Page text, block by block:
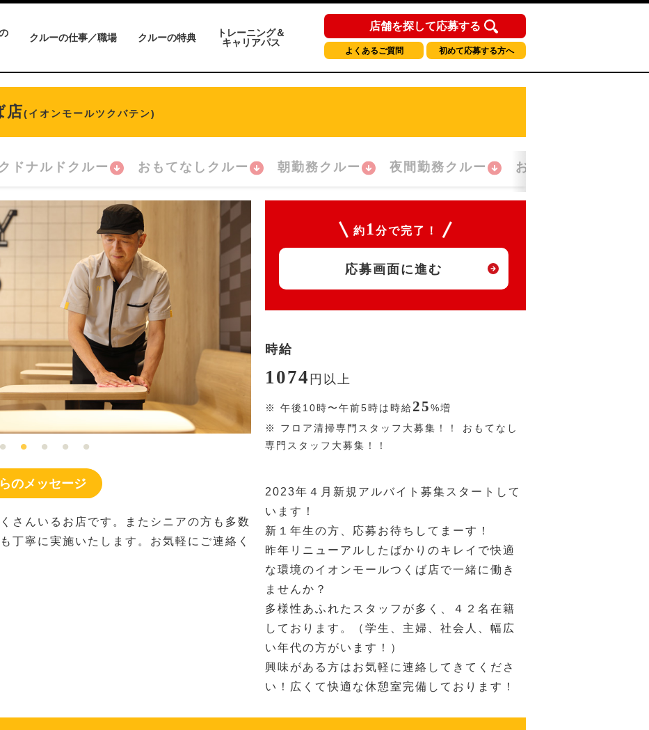
クルーの仕事／職場 クルーの特典
トレーニング＆
キャリアパス
店舗を探して応募する
よくあるご質問 初めて応募する方へ
店(イオンモールツクバテン)
ドナルドクルー おもてなしクルー 朝勤務クルー 夜間勤務クルー おかえり！クルー
のメッセージ
さんいるお店です。またシニアの方も多数
丁寧に実施いたします。お気軽にご連絡く
約 1 分で完了！
応募画面に進む
時給
1074 円 以上
※ 午後10時〜午前5時は時給25%増
※ フロア清掃専門スタッフ大募集！！ おもてなし
専門スタッフ大募集！！
2023年４月新規アルバイト募集スタートして
います！
新１年生の方、応募お待ちしてまーす！
昨年リニューアルしたばかりのキレイで快適
な環境のイオンモールつくば店で一緒に働き
ませんか？
多様性あふれたスタッフが多く、４２名在籍
しております。（学生、主婦、社会人、幅広
い年代の方がいます！）
興味がある方はお気軽に連絡してきてくださ
い！広くて快適な休憩室完備しております！